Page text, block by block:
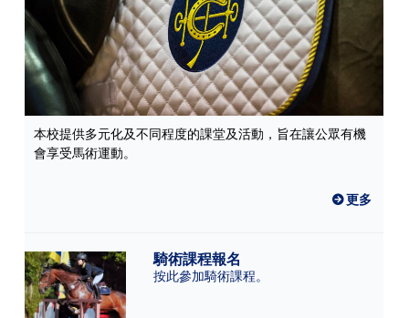
本校提供多元化及不同程度的課堂及活動，旨在讓公眾有機
會享受馬術運動。
更多
騎術課程報名
按此參加騎術課程。